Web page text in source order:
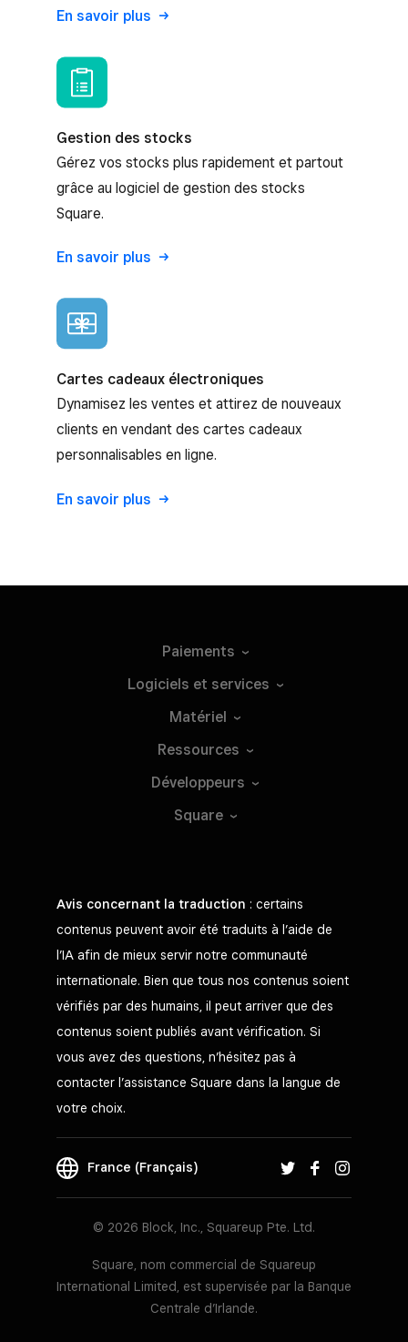
En savoir plus
Gestion des stocks
Gérez vos stocks plus rapidement et partout
grâce au logiciel de gestion des stocks
Square.
En savoir plus
Cartes cadeaux électroniques
Dynamisez les ventes et attirez de nouveaux
clients en vendant des cartes cadeaux
personnalisables en ligne.
En savoir plus
Paiements
Logiciels et services
Matériel
Ressources
Développeurs
Square
Avis concernant la traduction : certains
contenus peuvent avoir été traduits à l’aide de
l’IA afin de mieux servir notre communauté
internationale. Bien que tous nos contenus soient
vérifiés par des humains, il peut arriver que des
contenus soient publiés avant vérification. Si
vous avez des questions, n’hésitez pas à
contacter l’assistance Square dans la langue de
votre choix.
France (Français)
© 2026 Block, Inc., Squareup Pte. Ltd.
Square, nom commercial de Squareup
International Limited, est supervisée par la Banque
Centrale d’Irlande.